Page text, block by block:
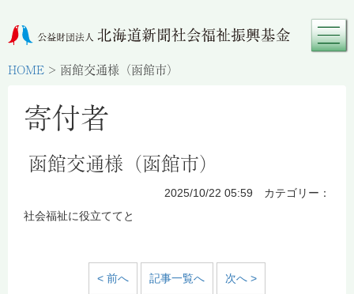
HOME > 函館交通様（函館市）
寄付者
函館交通様（函館市）
2025/10/22 05:59 カテゴリー：
社会福祉に役立ててと
< 前へ 記事一覧へ 次へ >